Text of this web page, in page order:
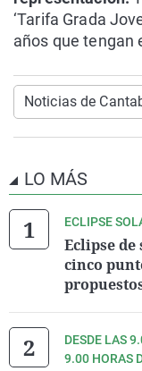
‘Tarifa Grada
años que tengan
Noticias de
LO MÁS
ECLIPSE
Eclipse de
cinco
DESDE LAS
9.00 HORAS